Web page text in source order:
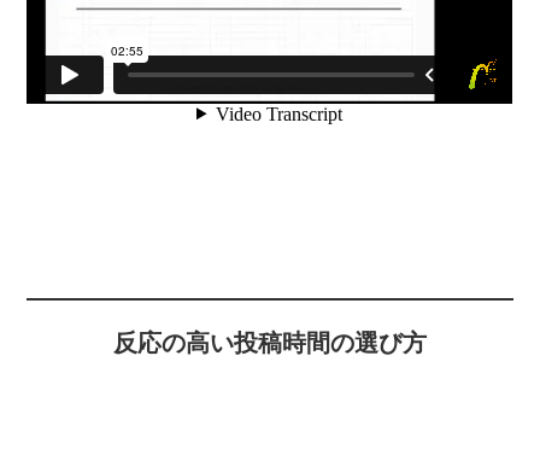
反応の高い投稿時間の選び方